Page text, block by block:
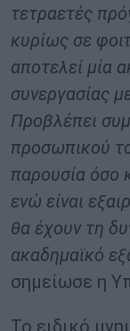
τετραετές
κυρίως σε
αποτελεί μία
συνεργασίας
Προβλέπει
προσωπικού
παρουσία όσο
ενώ είναι
θα έχουν τη
ακαδημαϊκό
σημείωσε η